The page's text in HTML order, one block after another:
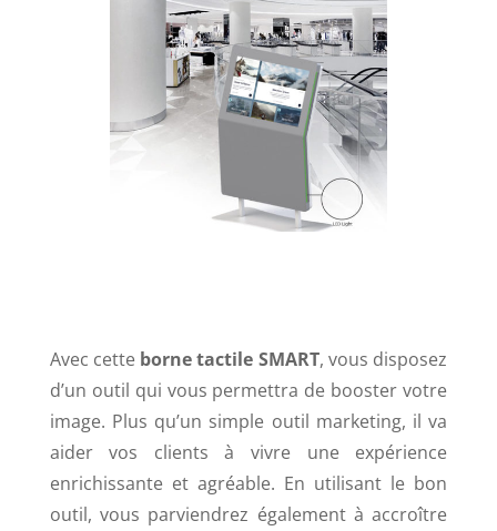
Avec cette borne tactile SMART, vous disposez
d’un outil qui vous permettra de booster votre
image. Plus qu’un simple outil marketing, il va
aider vos clients à vivre une expérience
enrichissante et agréable. En utilisant le bon
outil, vous parviendrez également à accroître